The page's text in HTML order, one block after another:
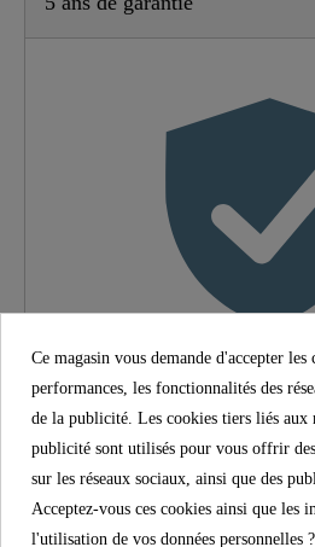
Matériau
1,5
Hauteur
Longueur
5 ans de
Avec la garantie du fabricant
(conformément aux conditions de
satisfaction à long terme sont
contraignante souligne
Ce magasin vous demande d'accepter
performances, les fonctionnalités des
de la publicité. Les cookies tiers liés aux
publicité sont utilisés pour vous offrir
sur les réseaux sociaux, ainsi que des
Acceptez-vous ces cookies ainsi que les
l'utilisation de vos données personnelles ?